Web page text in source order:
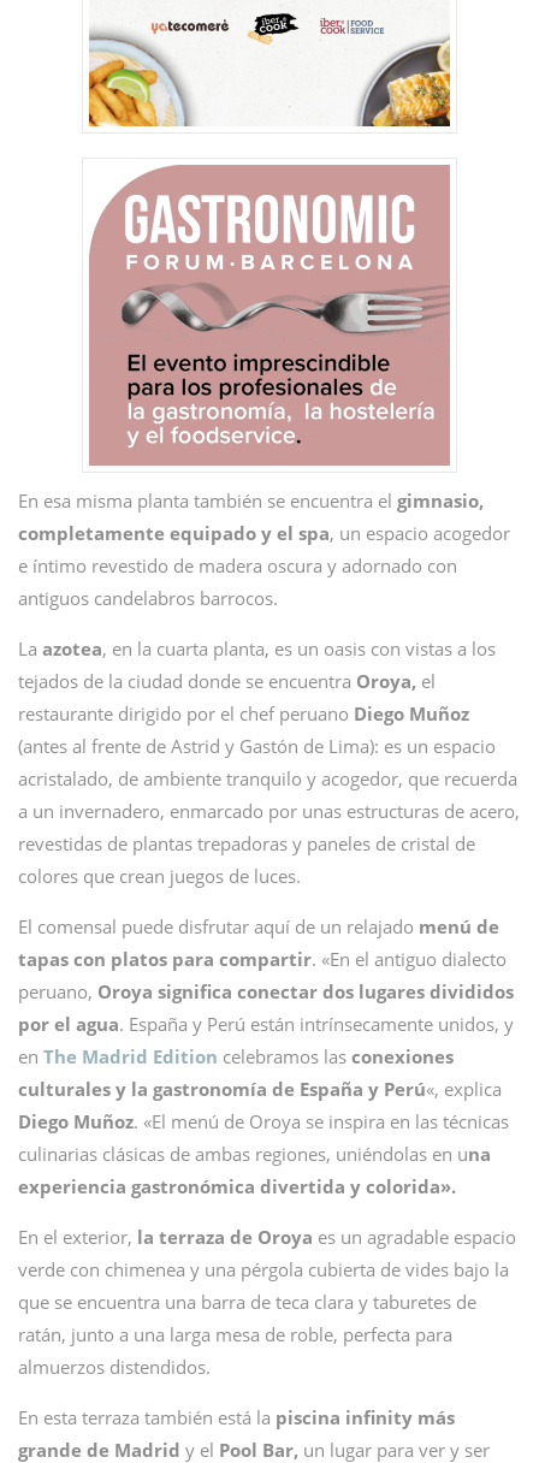
En esa misma planta también se encuentra el gimnasio,
completamente equipado y el spa, un espacio acogedor
e íntimo revestido de madera oscura y adornado con
antiguos candelabros barrocos.
La azotea, en la cuarta planta, es un oasis con vistas a los
tejados de la ciudad donde se encuentra Oroya, el
restaurante dirigido por el chef peruano Diego Muñoz
(antes al frente de Astrid y Gastón de Lima): es un espacio
acristalado, de ambiente tranquilo y acogedor, que recuerda
a un invernadero, enmarcado por unas estructuras de acero,
revestidas de plantas trepadoras y paneles de cristal de
colores que crean juegos de luces.
El comensal puede disfrutar aquí de un relajado menú de
tapas con platos para compartir. «En el antiguo dialecto
peruano, Oroya significa conectar dos lugares divididos
por el agua. España y Perú están intrínsecamente unidos, y
en The Madrid Edition celebramos las conexiones
culturales y la gastronomía de España y Perú«, explica
Diego Muñoz. «El menú de Oroya se inspira en las técnicas
culinarias clásicas de ambas regiones, uniéndolas en una
experiencia gastronómica divertida y colorida».
En el exterior, la terraza de Oroya es un agradable espacio
verde con chimenea y una pérgola cubierta de vides bajo la
que se encuentra una barra de teca clara y taburetes de
ratán, junto a una larga mesa de roble, perfecta para
almuerzos distendidos.
En esta terraza también está la piscina infinity más
grande de Madrid y el Pool Bar, un lugar para ver y ser